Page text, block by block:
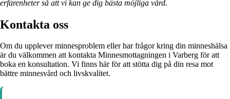
erfarenheter så att vi kan ge dig bästa möjliga vård.
Kontakta oss
Om du upplever minnesproblem eller har frågor kring din minneshälsa
är du välkommen att kontakta Minnesmottagningen i Varberg för att
boka en konsultation. Vi finns här för att stötta dig på din resa mot
bättre minnesvård och livskvalitet.